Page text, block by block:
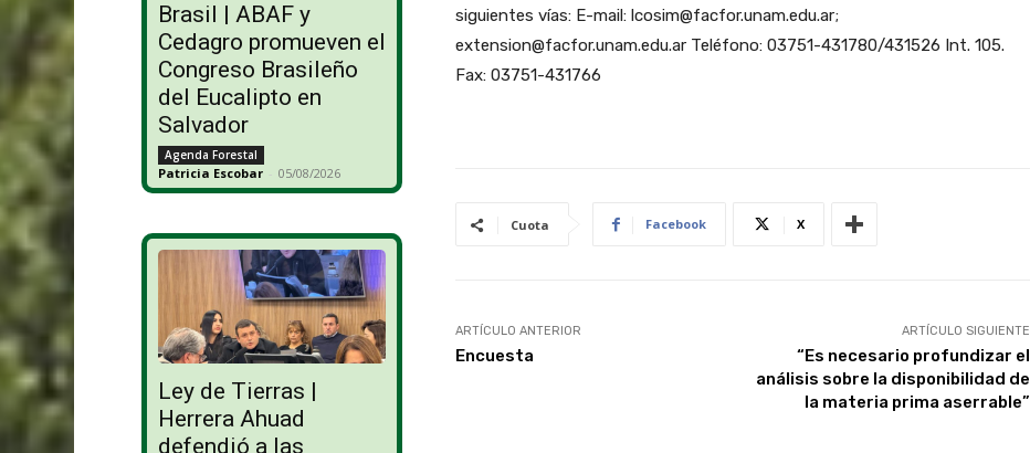
Brasil | ABAF y
Cedagro promueven el
Congreso Brasileño
del Eucalipto en
Salvador
Agenda Forestal
Patricia Escobar - 05/08/2026
Ley de Tierras |
Herrera Ahuad
defendió a las
siguientes vías: E-mail: lcosim@facfor.unam.edu.ar;
extension@facfor.unam.edu.ar Teléfono: 03751-431780/431526 Int. 105.
Fax: 03751-431766
Cuota Facebook X
ARTÍCULO ANTERIOR
Encuesta
ARTÍCULO SIGUIENTE
“Es necesario profundizar el
análisis sobre la disponibilidad de
la materia prima aserrable”